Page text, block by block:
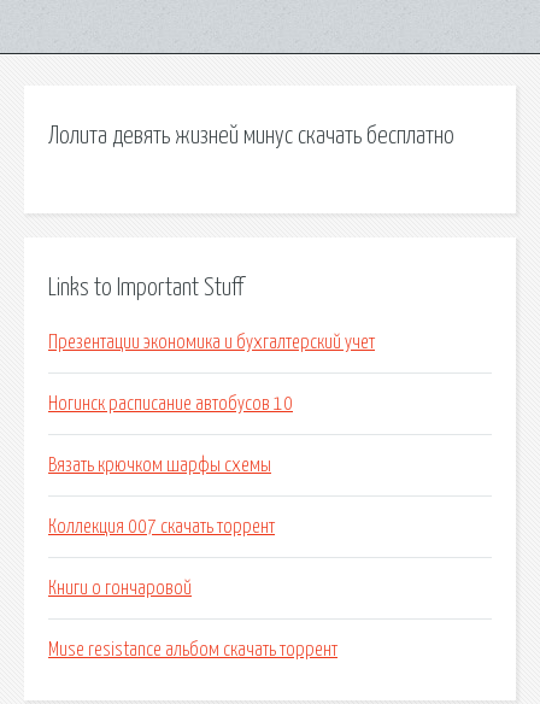
Лолита девять жизней минус скачать бесплатно
Links to Important Stuff
Презентации экономика и бухгалтерский учет
Ногинск расписание автобусов 10
Вязать крючком шарфы схемы
Коллекция 007 скачать торрент
Книги о гончаровой
Muse resistance альбом скачать торрент